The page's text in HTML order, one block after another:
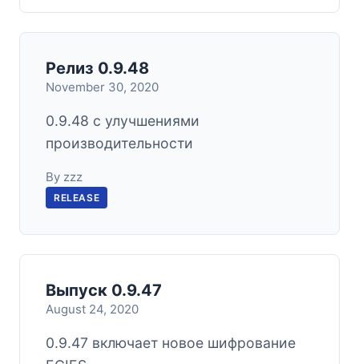
Релиз 0.9.48
November 30, 2020
0.9.48 с улучшениями
производительности
By zzz
RELEASE
Выпуск 0.9.47
August 24, 2020
0.9.47 включает новое шифрование